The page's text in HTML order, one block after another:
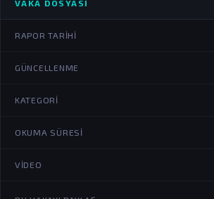
VAKA DOSYASI
RAPOR TARIHI
GÜNCELLENME
KATEGORI
OKUMA SÜRESI
VIDEO